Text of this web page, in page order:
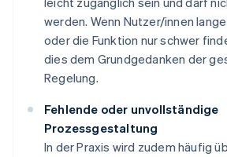
werden. Wenn Nutzer/innen
oder die Funktion nur schwer
dies dem Grundgedanken der
Regelung.
Fehlende oder unvollständige
Prozessgestaltung
In der Praxis wird zudem häufig